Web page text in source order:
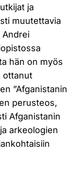
ja
muutettavia
Andrei
hän on myös
ottanut
”Afganistanin
perusteos,
Afganistanin
arkeologien